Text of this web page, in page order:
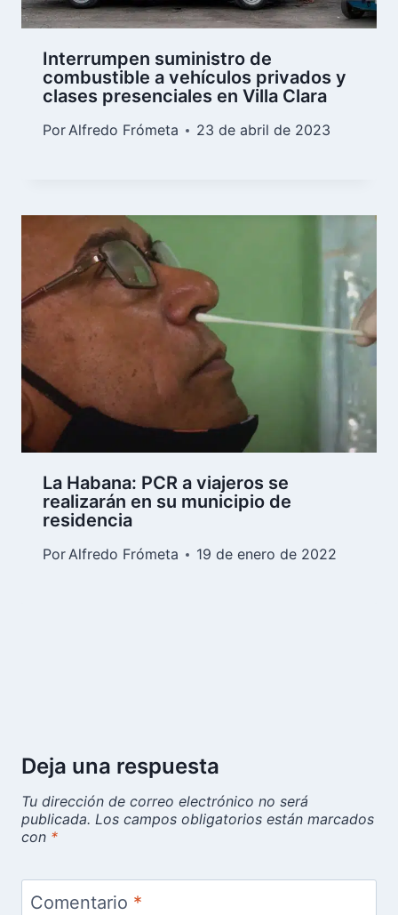
Interrumpen suministro de
combustible a vehículos privados y
clases presenciales en Villa Clara
PorAlfredo Frómeta 23 de abril de 2023
La Habana: PCR a viajeros se
realizarán en su municipio de
residencia
PorAlfredo Frómeta 19 de enero de 2022
Deja una respuesta
Tu dirección de correo electrónico no será
publicada. Los campos obligatorios están marcados
con *
Comentario *